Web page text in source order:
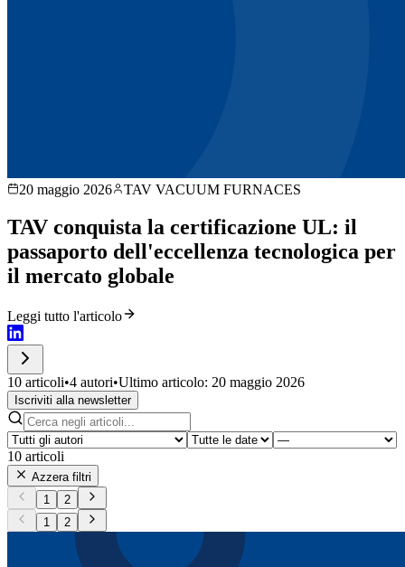
20 maggio 2026 TAV VACUUM FURNACES
TAV conquista la certificazione UL: il
passaporto dell'eccellenza tecnologica per
il mercato globale
Leggi tutto l'articolo
10 articoli•4 autori•Ultimo articolo: 20 maggio 2026
Iscriviti alla newsletter
10 articoli
Azzera filtri
1
2
1
2